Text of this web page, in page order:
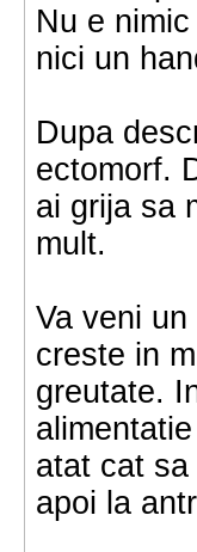
Nu e
nici un
Dupa
ectomorf.
ai grija sa
mult.
Va veni
creste in
greutate.
atat cat
apoi la